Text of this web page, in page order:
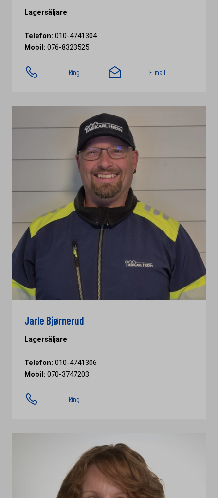
Lagersäljare
Telefon: 010-4741304
Mobil: 076-8323525
Ring E-mail
Jarle Bjørnerud
Lagersäljare
Telefon: 010-4741306
Mobil: 070-3747203
Ring